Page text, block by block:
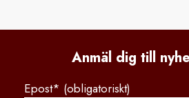
Anmäl dig till
Epost* (obligatoriskt)